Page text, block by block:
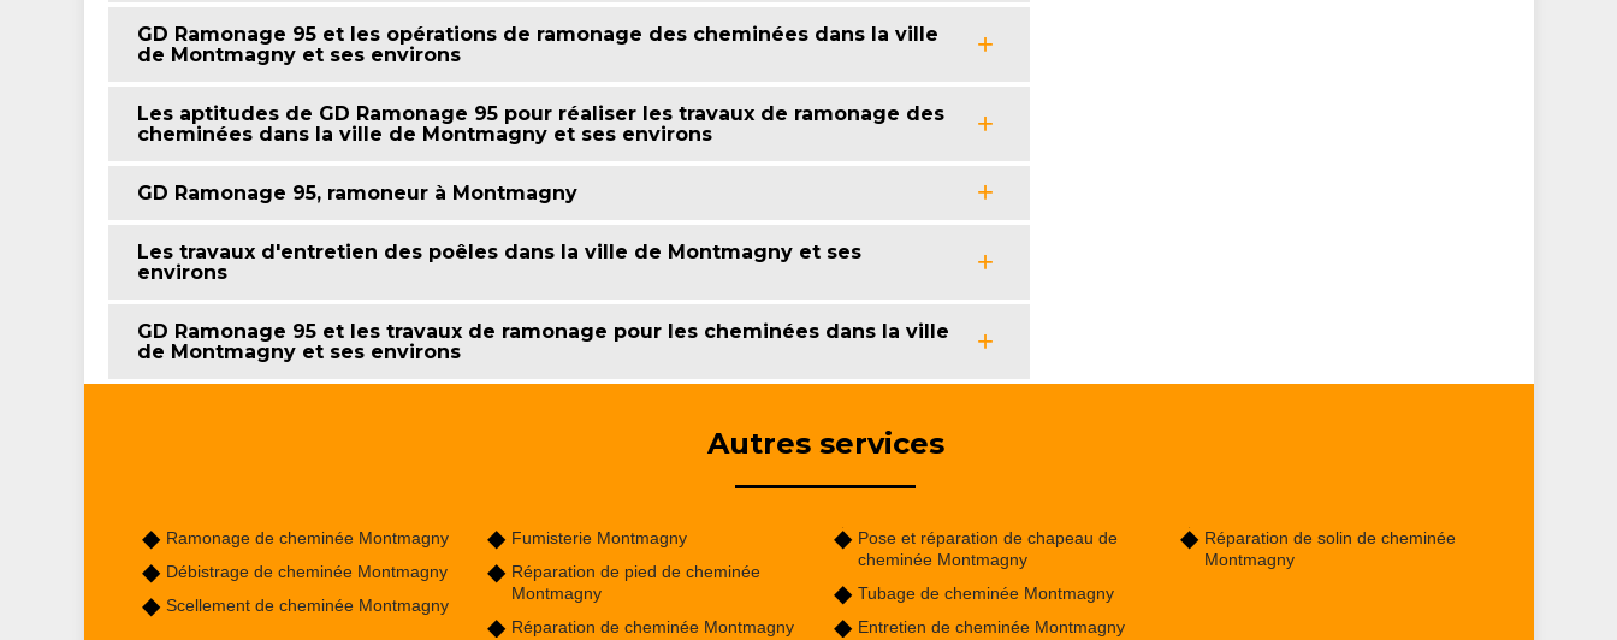
GD Ramonage 95 et les opérations de ramonage des cheminées dans la ville
de Montmagny et ses environs
Les aptitudes de GD Ramonage 95 pour réaliser les travaux de ramonage des
cheminées dans la ville de Montmagny et ses environs
GD Ramonage 95, ramoneur à Montmagny
Les travaux d'entretien des poêles dans la ville de Montmagny et ses
environs
GD Ramonage 95 et les travaux de ramonage pour les cheminées dans la ville
de Montmagny et ses environs
Autres services
Ramonage de cheminée Montmagny
Débistrage de cheminée Montmagny
Scellement de cheminée Montmagny
Fumisterie Montmagny
Réparation de pied de cheminée
Montmagny
Réparation de cheminée Montmagny
Pose et réparation de chapeau de
cheminée Montmagny
Tubage de cheminée Montmagny
Entretien de cheminée Montmagny
Réparation de solin de cheminée
Montmagny